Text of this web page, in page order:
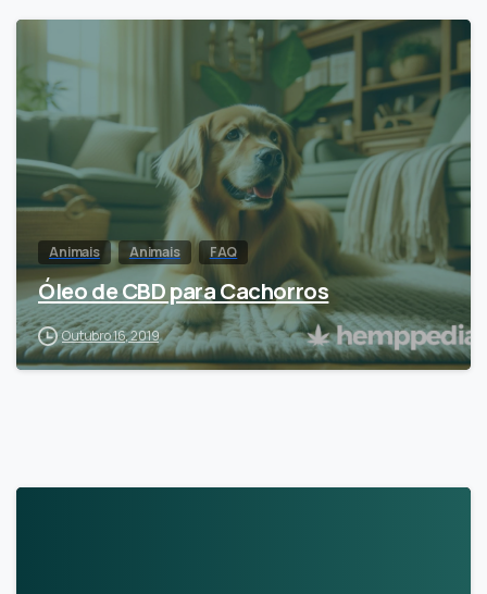
Animais Animais FAQ
Óleo de CBD para Cachorros
Outubro 16, 2019